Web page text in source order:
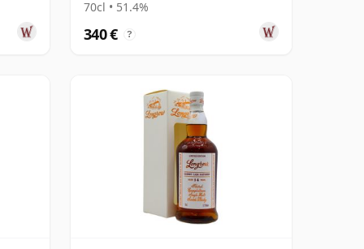
Campbelto 15 años
70cl • 51.4%
340 € ?